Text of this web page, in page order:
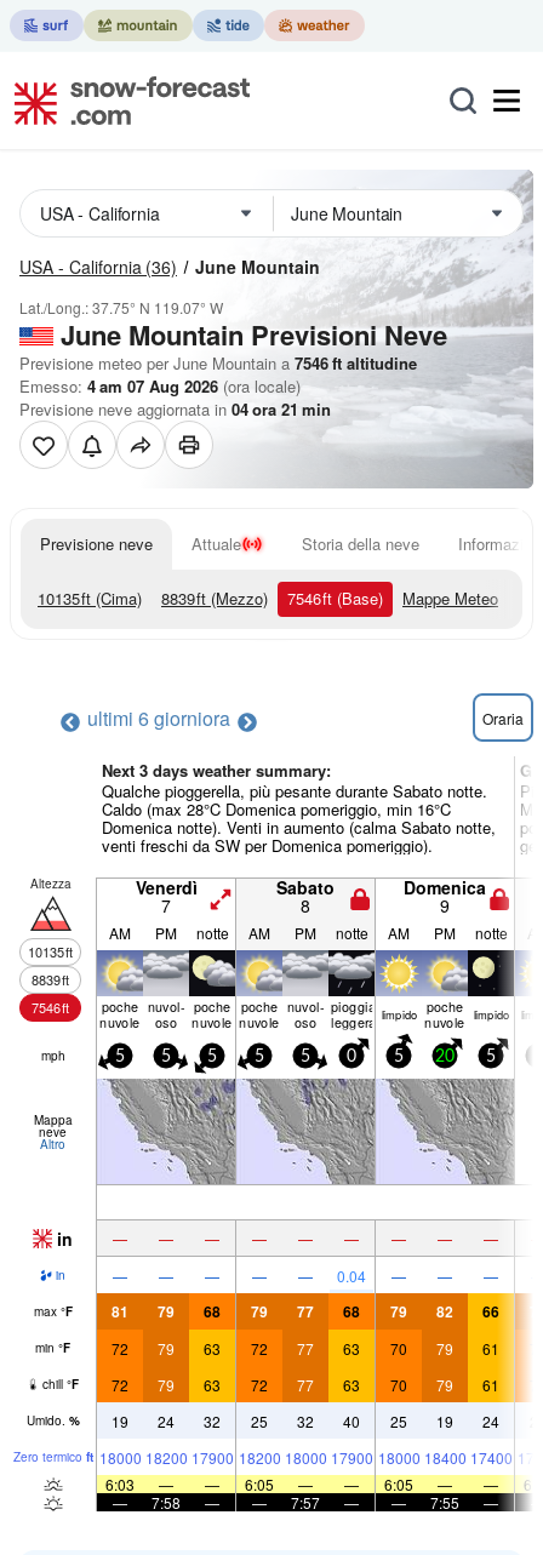
USA - California (36) June Mountain
Lat./Long.:37.75° N 119.07° W
June Mountain Previsioni Neve
Previsione meteo per June Mountain a 7546ft altitudine
Emesso: 4 am 07 Aug 2026 (ora locale)
Previsione neve aggiornata in 04ora 21 min
Previsione neve Attuale Storia della neve
10135ft (Cima) 8839ft (Mezzo) 7546ft (Base) Mappe Meteo
ultimi 6 giorniora Oraria
Next 3 days weather summary:
Qualche pioggerella, più pesante durante Sabato notte.
Caldo (max 28°C Domenica pomeriggio, min 16°C
Domenica notte). Venti in aumento (calma Sabato notte,
venti freschi da SW per Domenica pomeriggio).
Altezza
10135ft
8839ft
7546ft
Venerdì
7
Sabato
8
Domenica
9
AM PM notte AM PM notte AM PM notte
poche
nuvole
nuvol-
oso
poche
nuvole
poche
nuvole
nuvol-
oso
pioggia
leggera limp­ido poche
nuvole limp­ido
mph 5 5 5 5 5 0 5 20 5
Mappa
neve
Altro
in — — — — — — — — —
in — — — — — 0.04 — — —
max °F 81 79 68 79 77 68 79 82 66
min °F 72 79 63 72 77 63 70 79 61
chill °F 72 79 63 72 77 63 70 79 61
Umido. % 19 24 32 25 32 40 25 19 24
Zero termico ft 18000 18200 17900 18200 18000 17900 18000 18400 17400
6:03
— — 6:05 — — 6:05 — —
—
7:58 — — 7:57 — — 7:55 —